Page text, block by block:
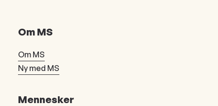
Om MS
Om MS
Ny med MS
Mennesker